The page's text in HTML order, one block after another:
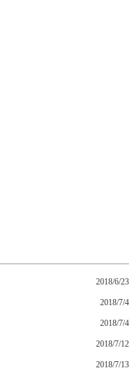
2018/6/23
2018/7/4
2018/7/4
2018/7/12
2018/7/13